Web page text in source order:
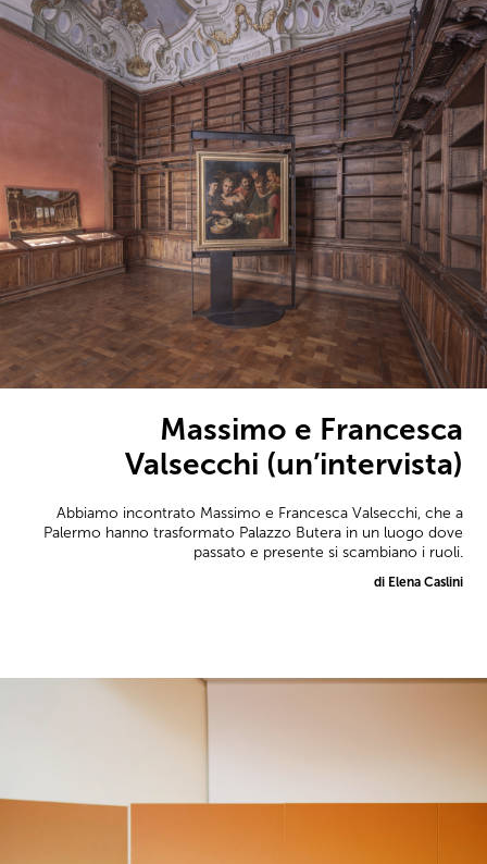
Massimo e Francesca
Valsecchi (un’intervista)
Abbiamo incontrato Massimo e Francesca Valsecchi, che a
Palermo hanno trasformato Palazzo Butera in un luogo dove
passato e presente si scambiano i ruoli.
di Elena Caslini